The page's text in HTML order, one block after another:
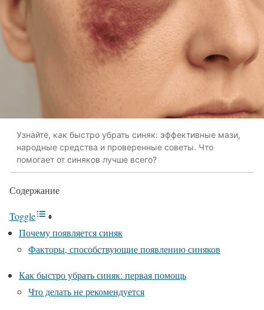
Узнайте, как быстро убрать синяк: эффективные мази,
народные средства и проверенные советы. Что
помогает от синяков лучше всего?
Содержание
Toggle
Почему появляется синяк
Факторы, способствующие появлению синяков
Как быстро убрать синяк: первая помощь
Что делать не рекомендуется